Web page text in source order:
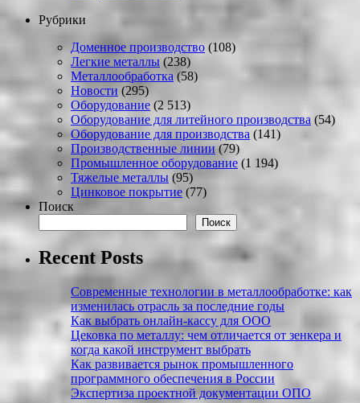
Рубрики
Доменное производство (108)
Легкие металлы (238)
Металлообработка (58)
Новости (295)
Оборудование (2 513)
Оборудование для литейного производства (54)
Оборудование для производства (141)
Производственные линии (79)
Промышленное оборудование (1 194)
Тяжелые металлы (95)
Цинковое покрытие (77)
Поиск
Поиск
Recent Posts
Современные технологии в металлообработке: как
изменилась отрасль за последние годы
Как выбрать онлайн-кассу для ООО
Цековка по металлу: чем отличается от зенкера и
когда какой инструмент выбрать
Как развивается рынок промышленного
программного обеспечения в России
Экспертиза проектной документации ОПО